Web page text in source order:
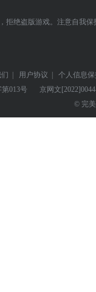
拒绝盗版游戏。注意自我
| 用户协议 |
个人信息
第013号
京网文
© 完美